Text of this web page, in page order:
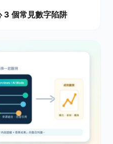
3 個常見數字陷阱